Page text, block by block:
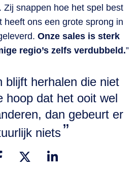
Zij snappen hoe het spel best
heeft ons een grote sprong in
Onze sales is sterk
regio’s zelfs verdubbeld.”
blijft herhalen die niet
hoop dat het ooit wel
dan gebeurt er
niets